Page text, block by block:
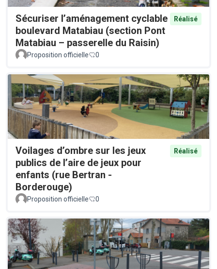
Sécuriser l’aménagement cyclable
boulevard Matabiau (section Pont
Matabiau – passerelle du Raisin)
Réalisé
Proposition officielle 0
Voilages d’ombre sur les jeux
publics de l’aire de jeux pour
enfants (rue Bertran -
Borderouge)
Réalisé
Proposition officielle 0